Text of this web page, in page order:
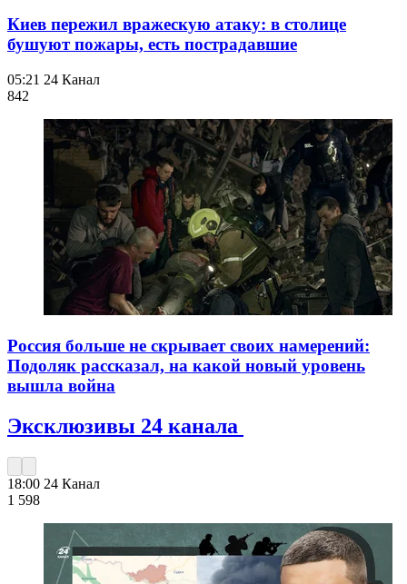
Киев пережил вражескую атаку: в столице
бушуют пожары, есть пострадавшие
05:21 24 Канал
842
Россия больше не скрывает своих намерений:
Подоляк рассказал, на какой новый уровень
вышла война
Эксклюзивы 24 канала
18:00 24 Канал
1 598